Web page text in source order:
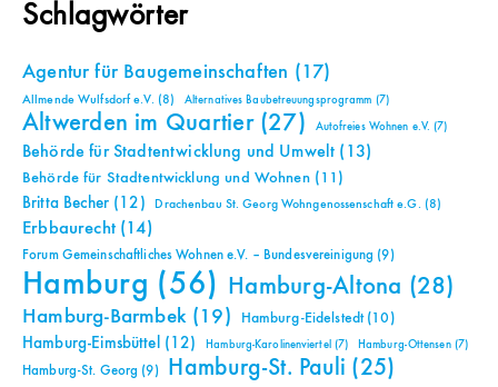
Schlagwörter
Agentur für Baugemeinschaften (17)
Allmende Wulfsdorf e.V. (8) Alternatives Baubetreuungsprogramm (7)
Altwerden im Quartier(27) Autofreies Wohnen e.V. (7)
Behörde für Stadtentwicklung und Umwelt (13)
Behörde für Stadtentwicklung und Wohnen(11)
Britta Becher(12) Drachenbau St. Georg Wohngenossenschaft e.G. (8)
Erbbaurecht(14)
Forum Gemeinschaftliches Wohnen e.V. – Bundesvereinigung (9)
Hamburg (56) Hamburg-Altona (28)
Hamburg-Barmbek(19) Hamburg-Eidelstedt(10)
Hamburg-Eimsbüttel (12) Hamburg-Karolinenviertel (7) Hamburg-Ottensen(7)
Hamburg-St. Georg (9) Hamburg-St. Pauli (25)